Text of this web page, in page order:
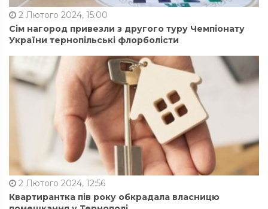
2 Лютого 2024, 15:00
Сім нагород привезли з другого туру Чемпіонату
України тернопільські флорболісти
2 Лютого 2024, 12:56
Квартирантка пів року обкрадала власницю